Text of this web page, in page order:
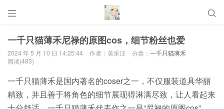
 
一千只猫薄禾尼禄的原图cos，细节粉丝也爱
2024 年 5 月 10 日 14:25:44 作者：美采汪 分类： 一千只猫薄禾
阅读(483)
一千只猫薄禾是国内著名的coser之一，不仅服装道具华丽
精致，并且善于将角色的细节展现得淋漓尽致，让人看起来